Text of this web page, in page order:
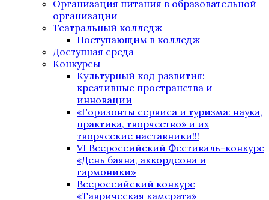
Организация питания в образовательной
организации
Театральный колледж
Поступающим в колледж
Доступная среда
Конкурсы
Культурный код развития:
креативные пространства и
инновации
«Горизонты сервиса и туризма: наука,
практика, творчество» и их
творческие наставники!!!
VI Всероссийский Фестиваль-конкурс
«День баяна, аккордеона и
гармоники»
Всероссийский конкурс
«Таврическая камерата»